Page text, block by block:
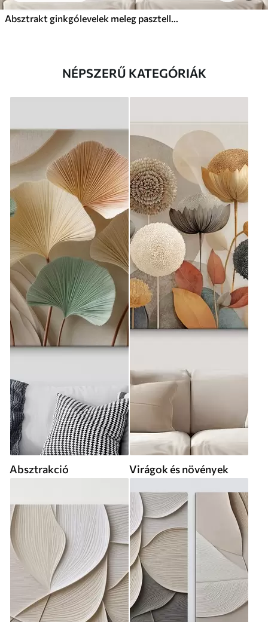
Absztrakt ginkgólevelek meleg pasztell színekben
NÉPSZERŰ KATEGÓRIÁK
Absztrakció Virágok és növények